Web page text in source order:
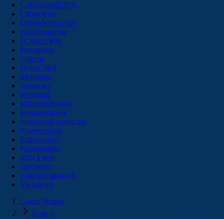
Calcionapoli1926
Cittaceleste
Derbyderbyderby
Fantamagazine
FCInter1908
Forzaroma
Golssip
Hellas1903
Ilmilanista
Juvenews
Mediagol
Milanistichannel
Mondoudinese
Notiziecalciomercato
Numericalcio
Padovasport
Pianetamilan
SOS Fanta
Toronews
Tuttobolognaweb
Violanews
Calcio Napoli
Serie A